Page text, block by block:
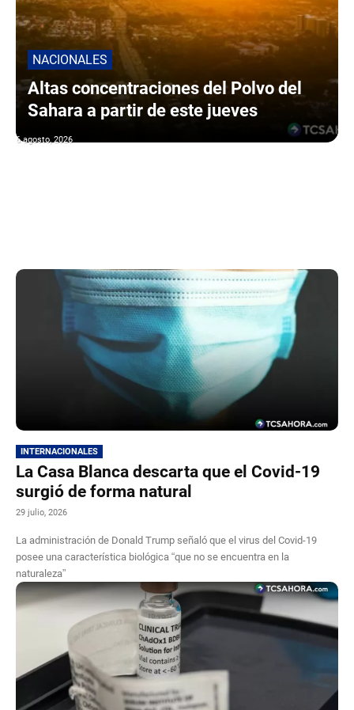
NACIONALES
Altas concentraciones del Polvo del
Sahara a partir de este jueves
6 agosto, 2026
INTERNACIONALES
La Casa Blanca descarta que el Covid-19
surgió de forma natural
29 julio, 2026
La administración de Donald Trump señaló que el virus del Covid-19
posee una característica biológica “que no se encuentra en la
naturaleza”